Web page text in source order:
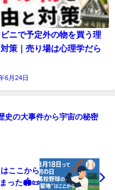
ビニで予定外の物を買う理
策｜売り場は心理学だら
6月24日
史の大事件から宇宙の秘密
ここから
った🏟📜